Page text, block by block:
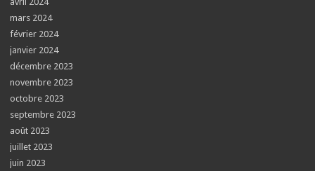
mars 2024
février 2024
janvier 2024
décembre 2023
novembre 2023
octobre 2023
septembre 2023
août 2023
juillet 2023
juin 2023